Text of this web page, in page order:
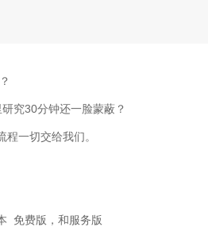
研究30分钟还一脸蒙蔽？
一切交给我们。
免费版，和服务版